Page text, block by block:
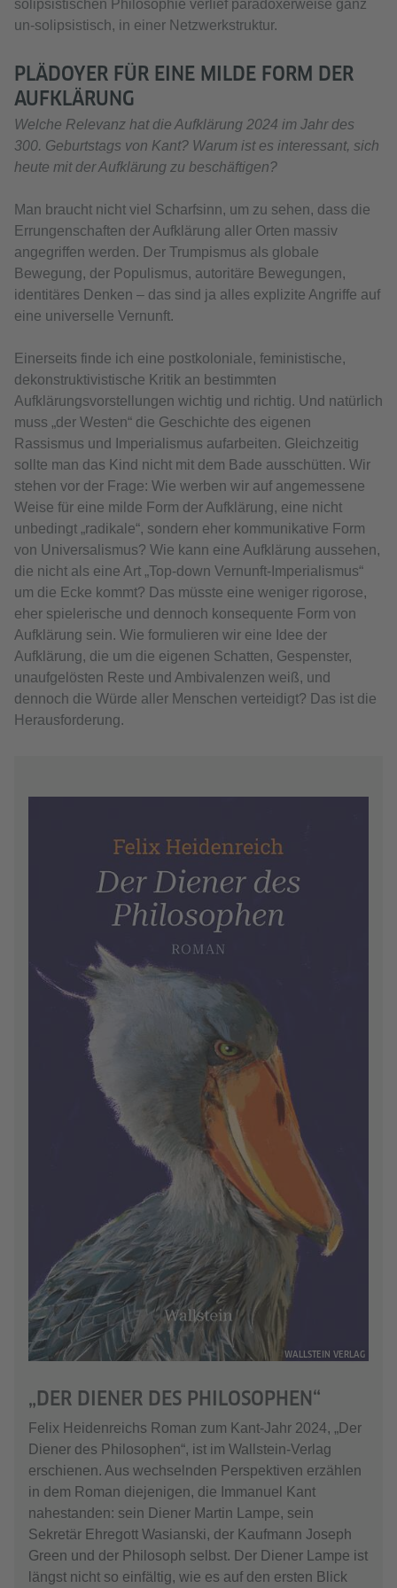
solipsistischen Philosophie verlief paradoxerweise ganz
un-solipsistisch, in einer Netzwerkstruktur.
PLÄDOYER FÜR EINE MILDE FORM DER
AUFKLÄRUNG
Welche Relevanz hat die Aufklärung 2024 im Jahr des
300. Geburtstags von Kant? Warum ist es interessant, sich
heute mit der Aufklärung zu beschäftigen?
Man braucht nicht viel Scharfsinn, um zu sehen, dass die
Errungenschaften der Aufklärung aller Orten massiv
angegriffen werden. Der Trumpismus als globale
Bewegung, der Populismus, autoritäre Bewegungen,
identitäres Denken – das sind ja alles explizite Angriffe auf
eine universelle Vernunft.
Einerseits finde ich eine postkoloniale, feministische,
dekonstruktivistische Kritik an bestimmten
Aufklärungsvorstellungen wichtig und richtig. Und natürlich
muss „der Westen“ die Geschichte des eigenen
Rassismus und Imperialismus aufarbeiten. Gleichzeitig
sollte man das Kind nicht mit dem Bade ausschütten. Wir
stehen vor der Frage: Wie werben wir auf angemessene
Weise für eine milde Form der Aufklärung, eine nicht
unbedingt „radikale“, sondern eher kommunikative Form
von Universalismus? Wie kann eine Aufklärung aussehen,
die nicht als eine Art „Top-down Vernunft-Imperialismus“
um die Ecke kommt? Das müsste eine weniger rigorose,
eher spielerische und dennoch konsequente Form von
Aufklärung sein. Wie formulieren wir eine Idee der
Aufklärung, die um die eigenen Schatten, Gespenster,
unaufgelösten Reste und Ambivalenzen weiß, und
dennoch die Würde aller Menschen verteidigt? Das ist die
Herausforderung.
WALLSTEIN VERLAG
„DER DIENER DES PHILOSOPHEN“
Felix Heidenreichs Roman zum Kant-Jahr 2024, „Der
Diener des Philosophen“, ist im Wallstein-Verlag
erschienen. Aus wechselnden Perspektiven erzählen
in dem Roman diejenigen, die Immanuel Kant
nahestanden: sein Diener Martin Lampe, sein
Sekretär Ehregott Wasianski, der Kaufmann Joseph
Green und der Philosoph selbst. Der Diener Lampe ist
längst nicht so einfältig, wie es auf den ersten Blick